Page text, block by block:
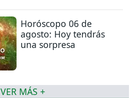
Horóscopo 06 de
agosto: Hoy tendrás
una sorpresa
VER MÁS +